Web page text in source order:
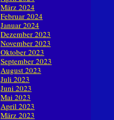
März 2024
Februar 2024
Januar 2024
Dezember 2023
November 2023
Oktober 2023
September 2023
August 2023
Juli 2023
Juni 2023
Mai 2023
April 2023
März 2023